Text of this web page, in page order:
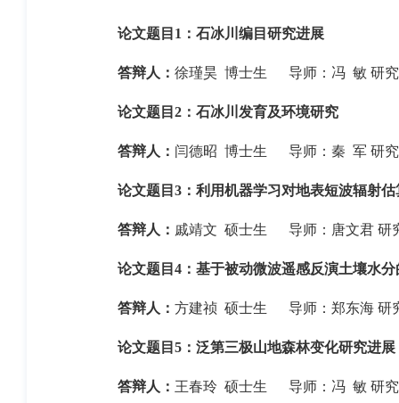
论文题目1： 石冰川编目研究进展
答辩人： 徐瑾昊 博士生 导师：冯 敏 研
论文题目2： 石冰川发育及环境研究
答辩人： 闫德昭 博士生 导师：秦 军 研
论文题目3： 利用机器学习对地表短波辐射估
答辩人： 戚靖文 硕士生 导师：唐文君 研
论文题目4： 基于被动微波遥感反演土壤水
答辩人： 方建祯 硕士生 导师：郑东海 研
论文题目5： 泛第三极山地森林变化研究进展
答辩人： 王春玲 硕士生 导师：冯 敏 研